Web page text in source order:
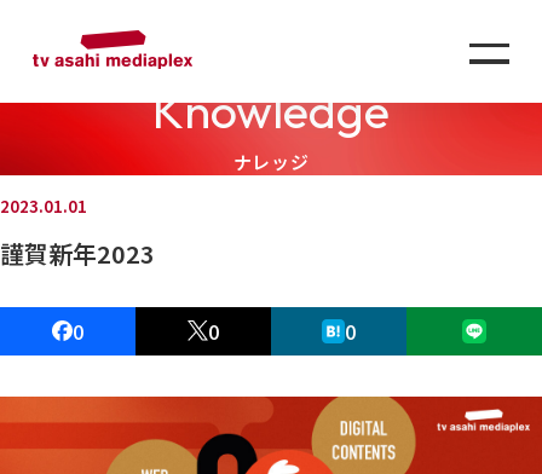
Knowledge
ナレッジ
2023.01.01
謹賀新年2023
0 0 0